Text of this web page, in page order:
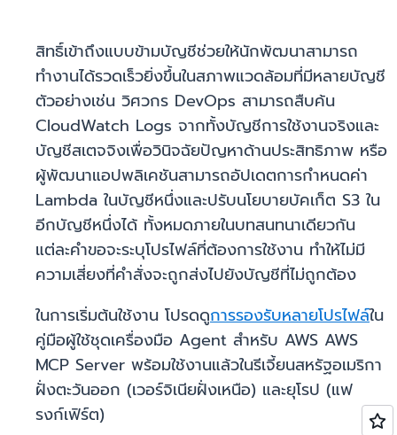
สิทธิ์เข้าถึงแบบข้ามบัญชีช่วยให้นักพัฒนาสามารถ
ทำงานได้รวดเร็วยิ่งขึ้นในสภาพแวดล้อมที่มีหลายบัญชี
ตัวอย่างเช่น วิศวกร DevOps สามารถสืบค้น
CloudWatch Logs จากทั้งบัญชีการใช้งานจริงและ
บัญชีสเตจจิงเพื่อวินิจฉัยปัญหาด้านประสิทธิภาพ หรือ
ผู้พัฒนาแอปพลิเคชันสามารถอัปเดตการกำหนดค่า
Lambda ในบัญชีหนึ่งและปรับนโยบายบัคเก็ต S3 ใน
อีกบัญชีหนึ่งได้ ทั้งหมดภายในบทสนทนาเดียวกัน
แต่ละคำขอจะระบุโปรไฟล์ที่ต้องการใช้งาน ทำให้ไม่มี
ความเสี่ยงที่คำสั่งจะถูกส่งไปยังบัญชีที่ไม่ถูกต้อง
ในการเริ่มต้นใช้งาน โปรดดูการรองรับหลายโปรไฟล์ใน
คู่มือผู้ใช้ชุดเครื่องมือ Agent สำหรับ AWS AWS
MCP Server พร้อมใช้งานแล้วในรีเจี้ยนสหรัฐอเมริกา
ฝั่งตะวันออก (เวอร์จิเนียฝั่งเหนือ) และยุโรป (แฟ
รงก์เฟิร์ต)